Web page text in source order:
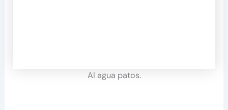
Al agua patos.